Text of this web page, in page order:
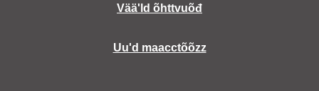
Vääʹld õhttvuõđ
Uuʹd maacctõõzz